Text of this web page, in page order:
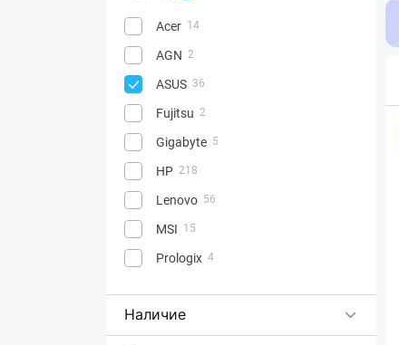
Acer 14
AGN 2
ASUS 36
Fujitsu 2
Gigabyte 5
HP 218
Lenovo 56
MSI 15
Prologix 4
Наличие